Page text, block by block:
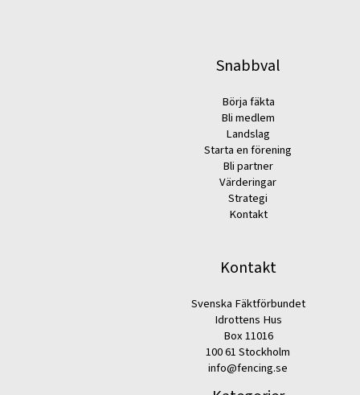
Snabbval
Börja fäkta
Bli medlem
Landslag
Starta en förening
Bli partner
Värderingar
Strategi
Kontakt
Kontakt
Svenska Fäktförbundet
Idrottens Hus
Box 11016
100 61 Stockholm
info@fencing.se